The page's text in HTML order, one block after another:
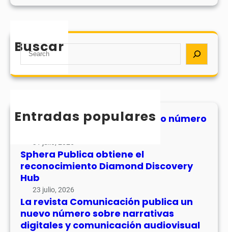
Buscar
S
a
h
Entradas populares
MHJournal publica el segundo número
Sphera Publica obtiene el
reconocimiento Diamond Discovery
Hub
23 julio, 2026
La revista Comunicación publica un
nuevo número sobre narrativas
digitales y comunicación audiovisual